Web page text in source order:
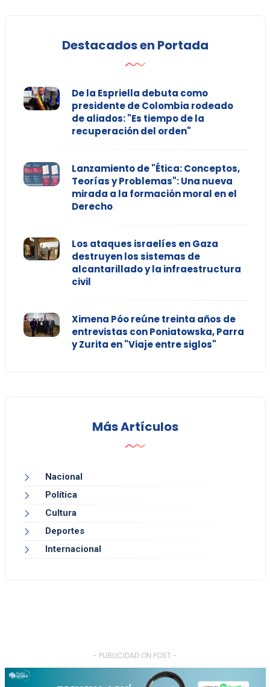
Destacados en Portada
De la Espriella debuta como
presidente de Colombia rodeado
de aliados: "Es tiempo de la
recuperación del orden"
Lanzamiento de "Ética: Conceptos,
Teorías y Problemas": Una nueva
mirada a la formación moral en el
Derecho
Los ataques israelíes en Gaza
destruyen los sistemas de
alcantarillado y la infraestructura
civil
Ximena Póo reúne treinta años de
entrevistas con Poniatowska, Parra
y Zurita en "Viaje entre siglos"
Más Artículos
Nacional
Política
Cultura
Deportes
Internacional
- PUBLICIDAD ON POST -